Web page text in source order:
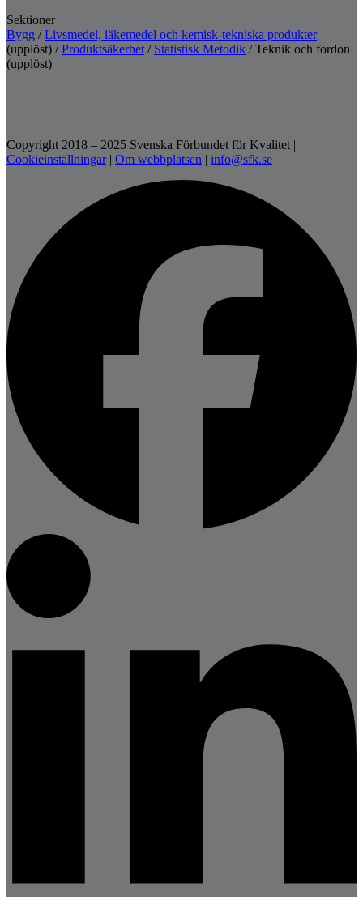
Sektioner
Bygg /Livsmedel, läkemedel och kemisk-tekniska produkter
(upplöst) /Produktsäkerhet / Statistisk Metodik / Teknik och fordon
(upplöst)
Copyright 2018 – 2025 Svenska Förbundet för Kvalitet |
Cookieinställningar | Om webbplatsen | info@sfk.se